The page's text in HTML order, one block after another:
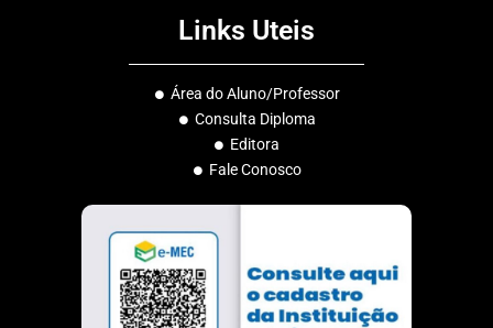
b
o
t
a
g
r
a
m
t
s
a
p
u
Links Uteis
Área do Aluno/Professor
Consulta Diploma
Editora
Fale Conosco